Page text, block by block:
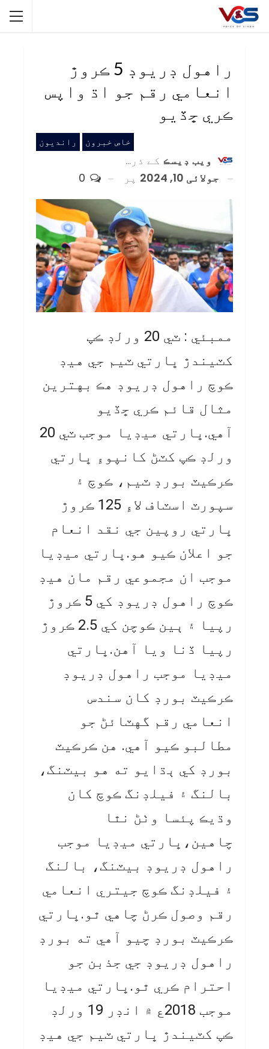
راهول ڊريوڊ 5 ڪروڙ
انعامي رقم جو اڌ واپس
ڪري ڇڏيو
خاص خبرون رانديون
ويب ڊيسڪ کے ذریعہ
جولائی 10, 2024
پر
ممبئي : ٽي 20 ورلڊ ڪپ
کٽيندڙ ڀارتي ٽيم جي هيڊ
ڪوچ راهول ڊريوڊ هڪ بهترين
مثال قائم ڪري ڇڏيو
آهي.ڀارتي ميڊيا موجب ٽي 20
ورلڊ ڪپ کٽڻ کانپوءِ ڀارتي
ڪرڪيٽ بورڊ ٽيم، ڪوچ ۽
سپورٽ اسٽاف لاءِ 125 ڪروڙ
ڀارتي روپين جي نقد انعام
جو اعلان ڪيو هو.ڀارتي ميڊيا
موجب ان مجموعي رقم مان هيڊ
ڪوچ راهول ڊريوڊ کي 5 ڪروڙ
رپيا ۽ ٻين ڪوچن کي 2.5 ڪروڙ
رپيا ڏنا ويا آهن.ڀارتي
ميڊيا موجب راهول ڊريوڊ
ڪرڪيٽ بورڊ کان سندس
انعامي رقم گهٽائڻ جو
مطالبو ڪيو آهي. هن ڪرڪيٽ
بورڊ کي ٻڌايو ته هو بيٽنگ،
بالنگ ۽ فيلڊنگ ڪوچ کان
وڌيڪ پئسا وٺڻ نٿا
چاهين،ڀارتي ميڊيا موجب
راهول ڊريوڊ بيٽنگ، بالنگ
۽ فيلڊنگ ڪوچ جيتري انعامي
رقم وصول ڪرڻ چاهي ٿو.ڀارتي
ڪرڪيٽ بورڊ چيو آهي ته بورڊ
راهول ڊريوڊ جي جذبن جو
احترام ڪري ٿو.ڀارتي ميڊيا
موجب 2018ع ۾ انڊر 19 ورلڊ
ڪپ کٽيندڙ ڀارتي ٽيم جي هيڊ